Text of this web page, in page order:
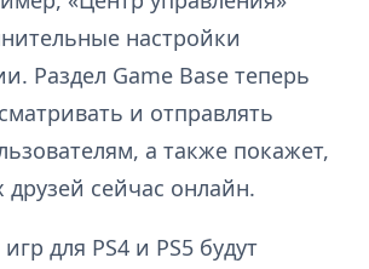
настройки
Раздел Game Base теперь
и отправлять
а также покажет,
сейчас онлайн.
для PS4 и PS5 будут